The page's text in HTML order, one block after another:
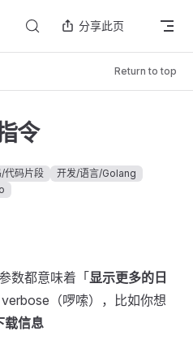
分享此页
Return to top
令
代码片段
开发/语言/Golang
数都意味着「 显示更多的日
（啰嗦），比如你想
载信息